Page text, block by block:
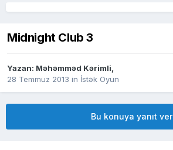
Midnight Club 3
Yazan: Məhəmməd Kərimli,
28 Temmuz 2013 in İstək Oyun
Bu konuya yanıt ver